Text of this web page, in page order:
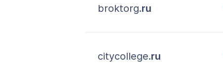
broktorg.ru
citycollege.ru